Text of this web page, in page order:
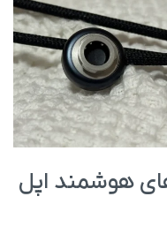
هوشمند اپل